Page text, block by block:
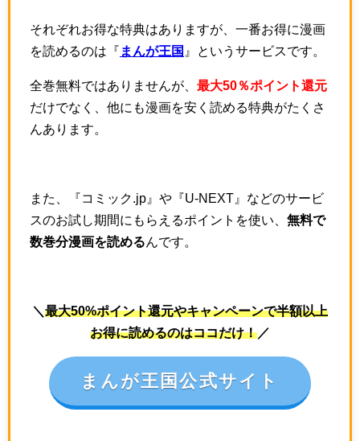
それぞれお得な特典はありますが、一番お得に漫画
を読めるのは『 まんが王国 』というサービスです。
全巻無料ではありませんが、 最大50％ポイント還元
だけでなく、他にも漫画を安く読める特典がたくさ
んあります。
また、『コミック.jp』や『U-NEXT』などのサービ
スのお試し期間にもらえるポイントを使い、 無料で
数巻分漫画を読めるんです。
＼ 最大50%ポイント還元やキャンペーンで半額以上
お得に読めるのはココだけ！ ／
まんが王国公式サイト